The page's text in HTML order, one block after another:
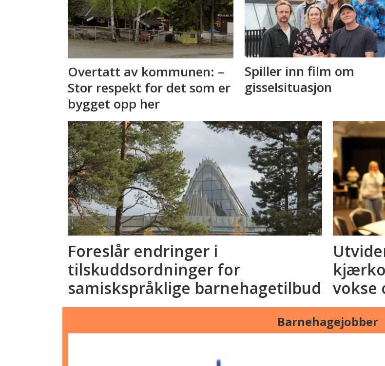
Overtatt av kommunen: –
Stor respekt for det som er
bygget opp her
Spiller inn film om
gisselsituasjon
Foreslår endringer i
tilskuddsordninger for
samiskspråklige barnehagetilbud
vokse
Barnehagejobber